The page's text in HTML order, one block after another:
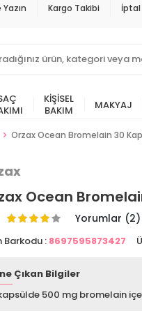
Kargo Takibi İptal
KIŞISEL
BAKIM
MAKYAJ
Orzax Ocean Bromelain 30
Ocean
Yorumlar (2)
Barkodu : 8697595873427
Çıkan Bilgiler
500 mg bromelain